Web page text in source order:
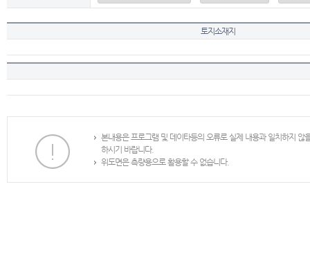
토지소재지
본내용은 프로그램 및 데이타등의 오류로 실제 내용과 일치하지
하시기 바랍니다.
위도면은 측량용으로 활용할 수 없습니다.